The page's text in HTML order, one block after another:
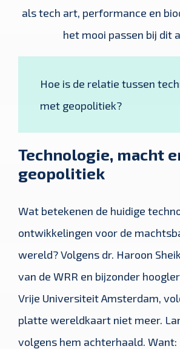
als tech art, performance en
het mooi passen bij dit
Hoe is de relatie tussen
met geopolitiek?
Technologie, macht
geopolitiek
Wat betekenen de huidige
ontwikkelingen voor de
wereld? Volgens dr. Haroon
van de WRR en bijzonder
Vrije Universiteit Amsterdam,
platte wereldkaart niet meer.
volgens hem achterhaald. Want: